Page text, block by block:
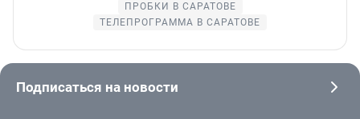
ПРОБКИ В САРАТОВЕ
ТЕЛЕПРОГРАММА В САРАТОВЕ
Подписаться на новости